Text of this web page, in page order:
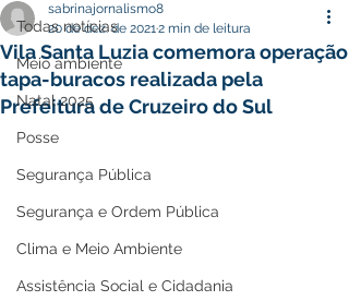
Todas notícias
Meio ambiente
Natal 2025
Posse
Segurança Pública
Segurança e Ordem Pública
Clima e Meio Ambiente
Assistência Social e Cidadania
Vila Santa Luzia comemora operação
tapa-buracos realizada pela
Prefeitura de Cruzeiro do Sul
sabrinajornalismo8
20 de dez. de 20212 min de leitura